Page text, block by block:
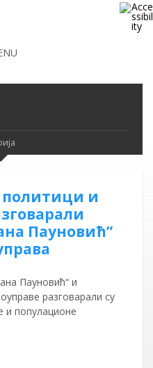
политици и
Пауновић”
Пауновић“ и
разговарали су
и популационе